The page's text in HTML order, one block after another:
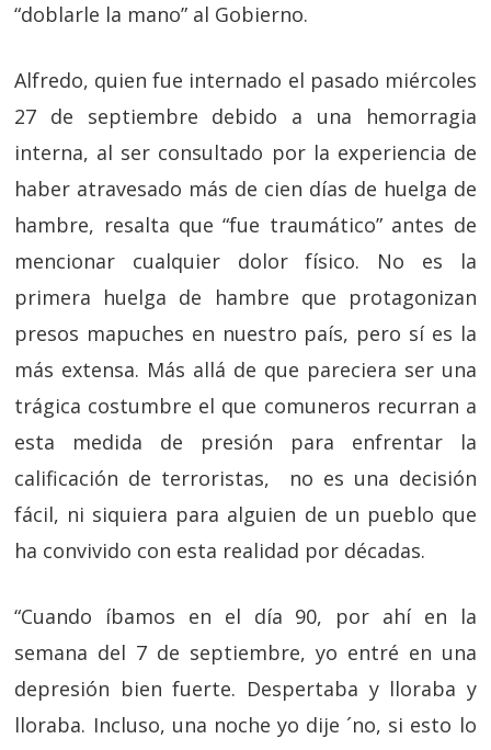
“doblarle la mano” al Gobierno.
Alfredo, quien fue internado el pasado miércoles
27 de septiembre debido a una hemorragia
interna, al ser consultado por la experiencia de
haber atravesado más de cien días de huelga de
hambre, resalta que “fue traumático” antes de
mencionar cualquier dolor físico. No es la
primera huelga de hambre que protagonizan
presos mapuches en nuestro país, pero sí es la
más extensa. Más allá de que pareciera ser una
trágica costumbre el que comuneros recurran a
esta medida de presión para enfrentar la
calificación de terroristas, no es una decisión
fácil, ni siquiera para alguien de un pueblo que
ha convivido con esta realidad por décadas.
“Cuando íbamos en el día 90, por ahí en la
semana del 7 de septiembre, yo entré en una
depresión bien fuerte. Despertaba y lloraba y
lloraba. Incluso, una noche yo dije ´no, si esto lo